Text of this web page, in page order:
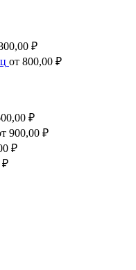
₽
от 800,00 ₽
₽
900,00 ₽
₽
₽